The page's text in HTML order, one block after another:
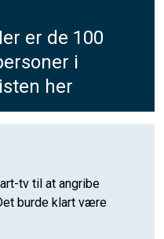
er de 100
i
her
tv til at angribe
burde klart være